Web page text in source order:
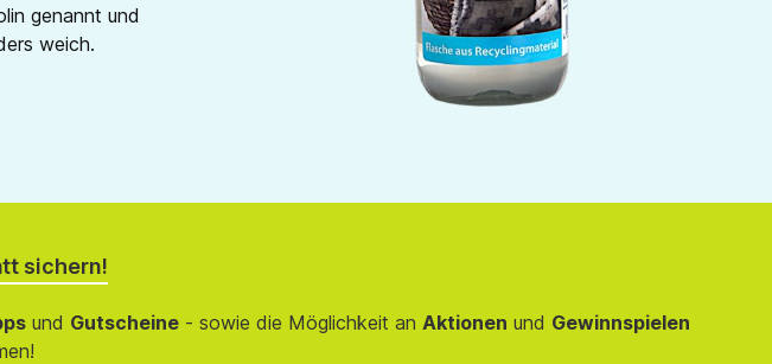
genannt und
weich.
sichern!
und Gutscheine- sowie die Möglichkeit an Aktionen und Gewinnspielen